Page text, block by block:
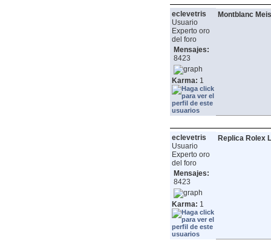
eclevetris
Usuario
Experto oro
del foro
Mensajes:
8423
Karma: 1
Montblanc
eclevetris
Usuario
Experto oro
del foro
Mensajes:
8423
Karma: 1
Replica Rolex